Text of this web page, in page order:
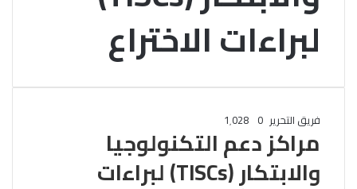
لبراءات الاختراع
فريق التحرير 0
مراكز دعم التكنولوجيا
والابتكار (TISCs) لبراءات